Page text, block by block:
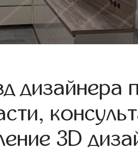
дизайнера
3D